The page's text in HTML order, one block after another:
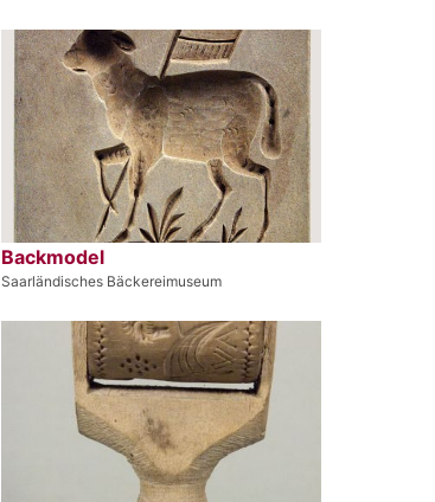
Backmodel
Saarländisches Bäckereimuseum